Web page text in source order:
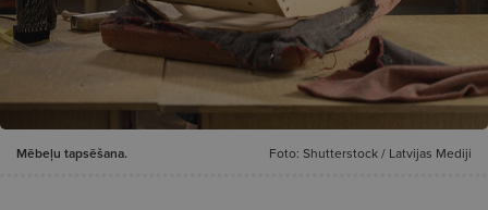
Mēbeļu tapsēšana. Foto: Shutterstock / Latvijas Mediji